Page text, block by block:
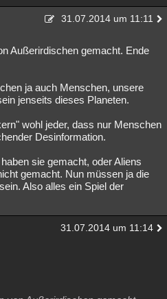
31.07.2014 um 11:11
Außerirdischen gemacht. Ende
ja auch Menschen, unsere
jenseits dieses Planeten.
wohl jeder, dass nur Menschen
Desinformation.
sie gemacht, oder Aliens
gemacht. Nun müssen ja die
Also alles ein Spiel der
31.07.2014 um 11:14